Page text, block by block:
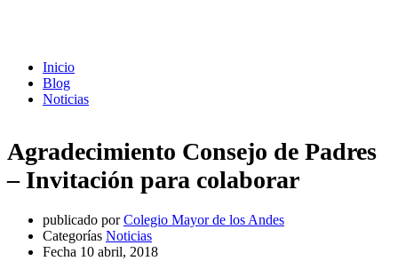
Inicio
Blog
Noticias
Agradecimiento Consejo de Padres
– Invitación para colaborar
publicado por Colegio Mayor de los Andes
Categorías Noticias
Fecha 10 abril, 2018